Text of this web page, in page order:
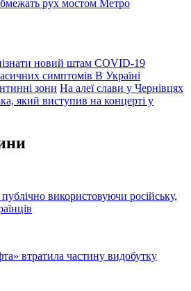
рух мостом Метро
новий штам COVID-19
симптомів В Україні
зони На алеї слави у Чернівцях
який виступив на концерті у
використовуючи російську,
втратила частину видобутку